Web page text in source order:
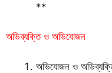
**
অভিব্যক্তি ও অভিযোজন
অভিযোজন ও